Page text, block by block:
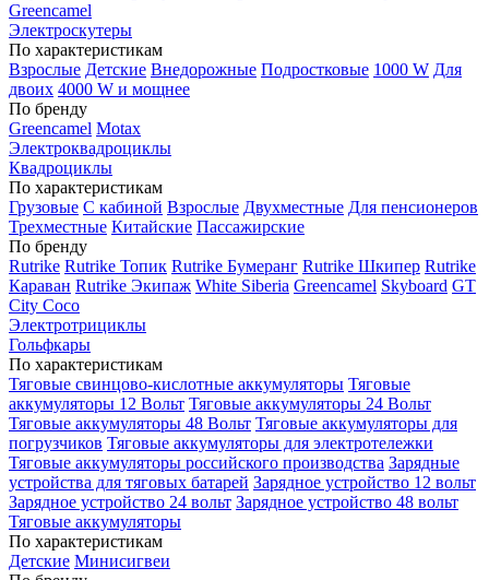
Greencamel
Электроскутеры
По характеристикам
Взрослые Детские Внедорожные Подростковые 1000 W Для
двоих 4000 W и мощнее
По бренду
Greencamel Motax
Электроквадроциклы
Квадроциклы
По характеристикам
Грузовые С кабиной Взрослые Двухместные Для пенсионеров
Трехместные Китайские Пассажирские
По бренду
Rutrike Rutrike Топик Rutrike Бумеранг Rutrike Шкипер Rutrike
Караван Rutrike Экипаж White Siberia Greencamel Skyboard GT
City Coco
Электротрициклы
Гольфкары
По характеристикам
Тяговые свинцово-кислотные аккумуляторы Тяговые
аккумуляторы 12 Вольт Тяговые аккумуляторы 24 Вольт
Тяговые аккумуляторы 48 Вольт Тяговые аккумуляторы для
погрузчиков Тяговые аккумуляторы для электротележки
Тяговые аккумуляторы российского производства Зарядные
устройства для тяговых батарей Зарядное устройство 12 вольт
Зарядное устройство 24 вольт Зарядное устройство 48 вольт
Тяговые аккумуляторы
По характеристикам
Детские Минисигвеи